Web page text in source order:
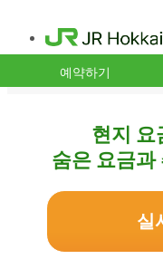
예약하기
현지
숨은 요금과
실